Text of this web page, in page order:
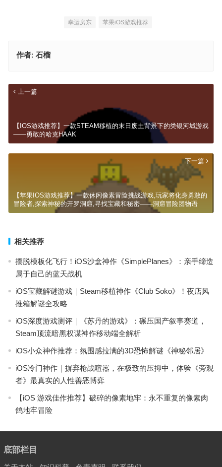
幸运房东 苹果iOS游戏推荐
作者: 石榴
上一篇
【IOS游戏推荐】一款STEAM移植的末日废土背景下的类银河城游戏
——勇敢的哈克HAAK
下一篇
【苹果IOS游戏推荐】一款休闲像素冒险挑战游戏,玩家将化身勇敢的
冒险者,探索神秘的开罗洞窟,寻找宝藏和秘密——洞窟冒险团物语
相关推荐
摆脱模板化飞行！iOS沙盒神作《SimplePlanes》：亲手缔造
属于自己的蓝天战机
iOS宝藏解谜游戏｜Steam移植神作《Club Soko》！夜店风
推箱解谜全攻略
iOS深度游戏测评｜《苏丹的游戏》：碾压国产叙事赛道，
Steam顶流暗黑权谋神作移动端全解析
iOS小众神作推荐：氛围感拉满的3D恐怖解谜《神秘邻居》
iOS冷门神作｜摒弃枪战喧嚣，在极致的压抑中，体验《旁观
者》最真实的人性善恶博弈
【iOS 游戏佳作推荐】破碎的像素地牢：永不重复的像素肉
鸽地牢冒险
底部栏目